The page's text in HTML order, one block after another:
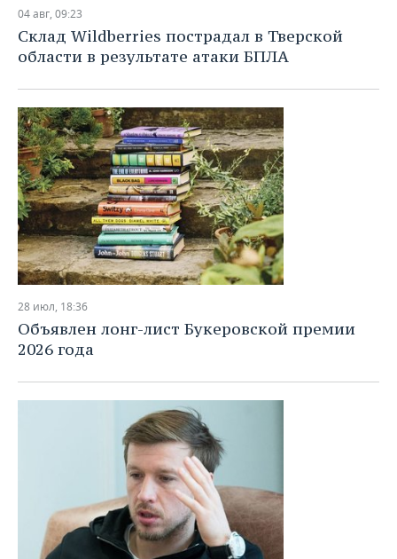
НЕФТЕХИМИЯ
НЕФТЬ
ОПК
ЭНЕРГЕТИКА
РОЗНИЧНАЯ ТОРГОВЛЯ
УСЛУГИ
НОВОСТИ ТЕХНОЛОГИЙ
МЕДИА
ТЕЛЕКОММУНИКАЦИИ
МЕРОПРИЯТИЯ
ВЫЕЗДНАЯ РЕДАКЦИЯ
БИЗНЕС-БРАНЧИ
ONLINE-КОНФЕРЕНЦИИ
ОТКРЫТАЯ ЛЕКЦИЯ
НОВОСТИ СПОРТА
ФУТБОЛ
ХОККЕЙ
БАСКЕТБОЛ
ВОЛЕЙБОЛ
КИБЕРСПОРТ
ФИГУРНОЕ КАТАНИЕ
ВОДНЫЕ ВИДЫ СПОРТА
ХОККЕЙ С МЯЧОМ
ОБЩЕСТВО
НОВОСТИ ОБЩЕСТВА
ВЛАСТЬ
ИНФРАСТРУКТУРА
ИСТОРИЯ
КУЛЬТУРА
МЕДИЦИНА
ОБРАЗОВАНИЕ
ПРОИСШЕСТВИЯ
ФОТОГАЛЕРЕЯ
СЮЖЕТЫ
СПРАВОЧНИК
СПИСОК ПЕРСОН
СПИСОК КОМПАНИЙ
ПОЛНАЯ ВЕРСИЯ
04 авг, 09:23
Склад Wildberries пострадал в Тверской
области в результате атаки БПЛА
28 июл, 18:36
Объявлен лонг-лист Букеровской премии
2026 года